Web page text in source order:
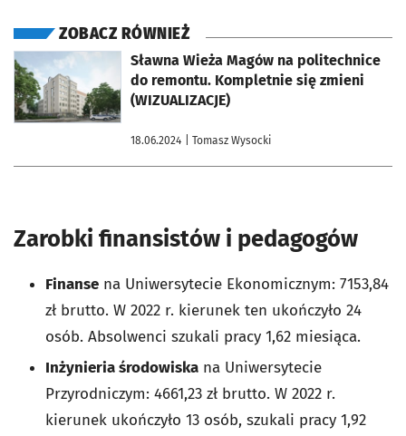
ZOBACZ RÓWNIEŻ
Sławna Wieża Magów na politechnice
do remontu. Kompletnie się zmieni
(WIZUALIZACJE)
18.06.2024 | Tomasz Wysocki
otworzy się w nowej karcie
Zarobki finansistów i pedagogów
Finanse na Uniwersytecie Ekonomicznym: 7153,84
zł brutto. W 2022 r. kierunek ten ukończyło 24
osób. Absolwenci szukali pracy 1,62 miesiąca.
Inżynieria środowiska na Uniwersytecie
Przyrodniczym: 4661,23 zł brutto. W 2022 r.
kierunek ukończyło 13 osób, szukali pracy 1,92